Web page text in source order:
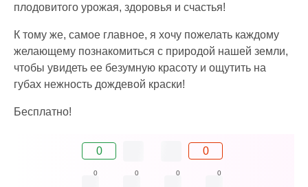
плодовитого урожая, здоровья и счастья!
К тому же, самое главное, я хочу пожелать каждому
желающему познакомиться с природой нашей земли,
чтобы увидеть ее безумную красоту и ощутить на
губах нежность дождевой краски!
Бесплатно!
0 0
0 0 0 0